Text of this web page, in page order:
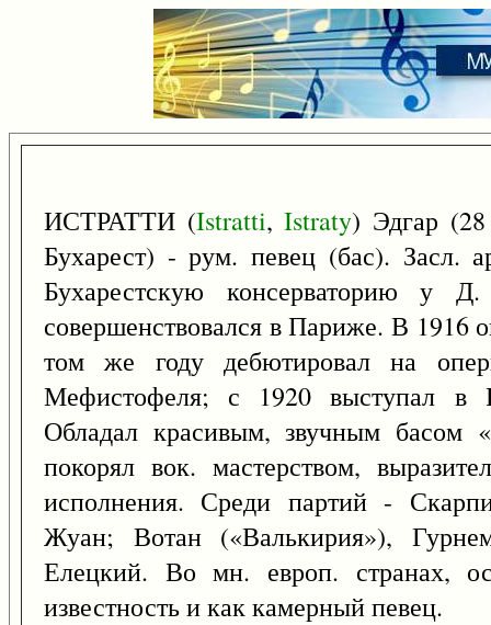
ИСТРАТТИ (Istratti,Istraty) Эдгар
Бухарест) - рум. певец (бас). Засл.
Бухарестскую консерваторию у
совершенствовался в Париже. В
том же году дебютировал на
Мефистофеля; с 1920 выступал в
Обладал красивым, звучным басом
покорял вок. мастерством,
исполнения. Среди партий -
Жуан; Вотан («Валькирия»),
Елецкий. Во мн. европ. странах,
известность и как камерный певец.